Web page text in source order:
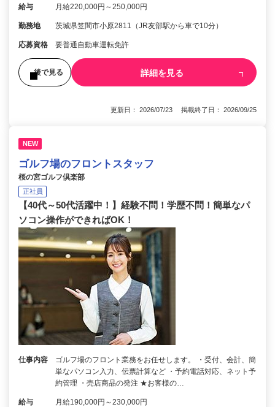
給与 月給220,000円～250,000円
勤務地 茨城県笠間市小原2811（JR友部駅から車で10分）
応募資格 要普通自動車運転免許
後で見る 詳細を見る
更新日： 2026/07/23 掲載終了日： 2026/09/25
NEW
ゴルフ場のフロントスタッフ
桜の宮ゴルフ倶楽部
正社員
【40代～50代活躍中！】経験不問！学歴不問！簡単なパ
ソコン操作ができればOK！
仕事内容
ゴルフ場のフロント業務をお任せします。 ・受付、会計、簡
単なパソコン入力、伝票計算など ・予約電話対応、ネット予
約管理 ・売店商品の発注 ★お客様の…
給与 月給190,000円～230,000円